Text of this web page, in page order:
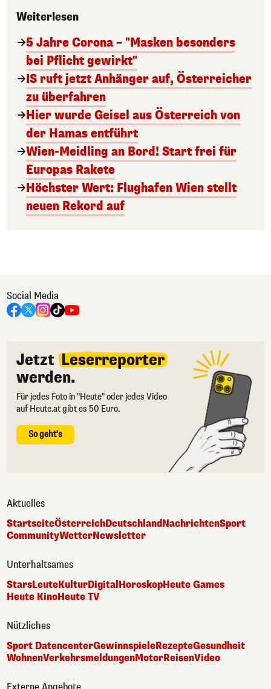
Weiterlesen
5 Jahre Corona – "Masken besonders
bei Pflicht gewirkt"
IS ruft jetzt Anhänger auf, Österreicher
zu überfahren
Hier wurde Geisel aus Österreich von
der Hamas entführt
Wien-Meidling an Bord! Start frei für
Europas Rakete
Höchster Wert: Flughafen Wien stellt
neuen Rekord auf
Social Media
Jetzt Leserreporter
werden.
Für jedes Foto in "Heute" oder jedes Video
auf Heute.at gibt es 50 Euro.
So geht's
Aktuelles
StartseiteÖsterreichDeutschlandNachrichtenSport
CommunityWetterNewsletter
Unterhaltsames
StarsLeuteKulturDigitalHoroskopHeute Games
Heute KinoHeute TV
Nützliches
Sport DatencenterGewinnspieleRezepteGesundheit
WohnenVerkehrsmeldungenMotorReisenVideo